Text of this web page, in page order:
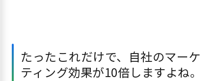
たったこれだけで、自社のマーケ
ティング効果が10倍しますよね。